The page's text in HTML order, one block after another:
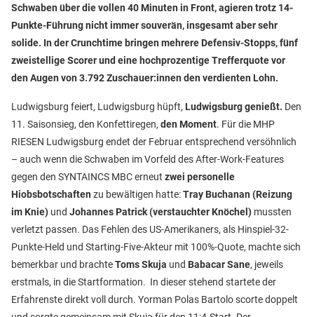
Schwaben über die vollen 40 Minuten in Front, agieren trotz 14-
Punkte-Führung nicht immer souverän, insgesamt aber sehr
solide. In der Crunchtime bringen mehrere Defensiv-Stopps, fünf
zweistellige Scorer und eine hochprozentige Trefferquote vor
den Augen von 3.792 Zuschauer:innen den verdienten Lohn.
Ludwigsburg feiert, Ludwigsburg hüpft, Ludwigsburg genießt. Den
11. Saisonsieg, den Konfettiregen, den Moment. Für die MHP
RIESEN Ludwigsburg endet der Februar entsprechend versöhnlich
– auch wenn die Schwaben im Vorfeld des After-Work-Features
gegen den SYNTAINCS MBC erneut zwei personelle
Hiobsbotschaften zu bewältigen hatte:Tray Buchanan (Reizung
im Knie) und Johannes Patrick (verstauchter Knöchel) mussten
verletzt passen. Das Fehlen des US-Amerikaners, als Hinspiel-32-
Punkte-Held und Starting-Five-Akteur mit 100%-Quote, machte sich
bemerkbar und brachteToms Skuja und Babacar Sane, jeweils
erstmals, in die Startformation. In dieser stehend startete der
Erfahrenste direkt voll durch. Yorman Polas Bartolo scorte doppelt